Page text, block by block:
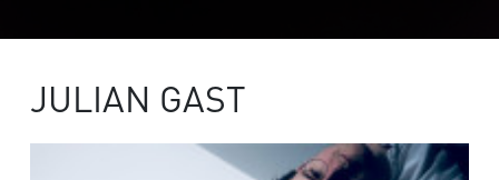
JULIAN GAST